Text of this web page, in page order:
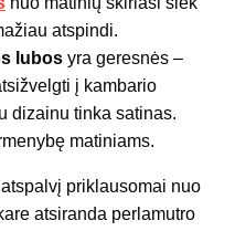
atspindi.
lubos yra geresnės –
į kambario
dizainu tinka satinas.
matiniams.
priklausomai nuo
atsiranda perlamutro